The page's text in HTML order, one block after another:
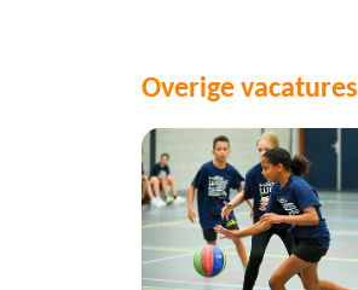
Overige vacatures